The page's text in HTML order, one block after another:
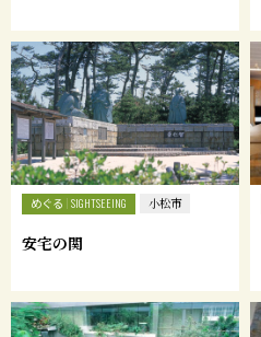
めぐる SIGHTSEEING 小松市
安宅の関